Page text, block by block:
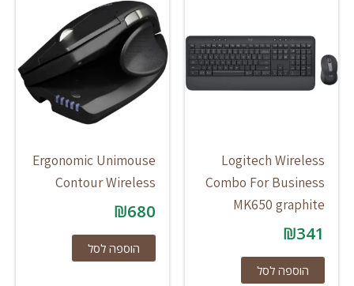
Logitech Wireless
Combo For Business
MK650 graphite
₪341
הוספה לסל
Ergonomic Unimouse
Contour Wireless
₪680
הוספה לסל